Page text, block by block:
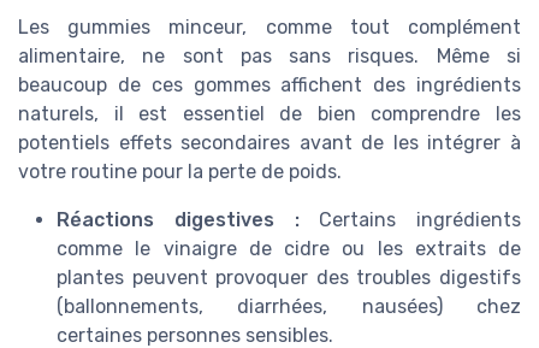
Les gummies minceur, comme tout complément
alimentaire, ne sont pas sans risques. Même si
beaucoup de ces gommes affichent des ingrédients
naturels, il est essentiel de bien comprendre les
potentiels effets secondaires avant de les intégrer à
votre routine pour la perte de poids.
Réactions digestives :Certains ingrédients
comme le vinaigre de cidre ou les extraits de
plantes peuvent provoquer des troubles digestifs
(ballonnements, diarrhées, nausées) chez
certaines personnes sensibles.